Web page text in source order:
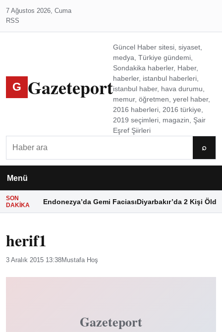
7 Ağustos 2026, Cuma
RSS
G Gazeteport
Güncel Haber sitesi, siyaset,
medya, Türkiye gündemi,
Sondakika haberler, Haber,
haberler, istanbul haberleri,
istanbul haber, hava durumu,
memur, öğretmen, yerel haber,
2016 haberleri, 2016 türkiye,
2019 seçimleri, magazin, Şair
Eşref Şiirleri
⌕
Menü
SON
DAKIKA
Endonezya’da Gemi FaciasıDiyarbakır’da 2 Kişi Öldü
herif1
3 Aralık 2015 13:38Mustafa Hoş
Gazeteport